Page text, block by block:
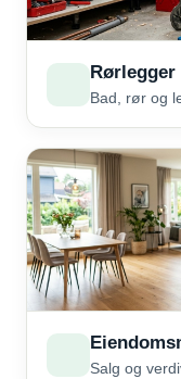
Rørlegger
Bad, rør og
Salg og